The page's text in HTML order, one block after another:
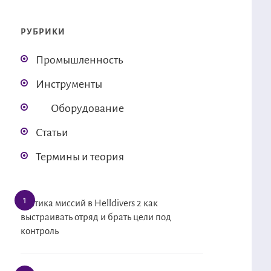
РУБРИКИ
Промышленность
Инструменты
Оборудование
Статьи
Термины и теория
Тактика миссий в Helldivers 2 как
выстраивать отряд и брать цели под
контроль